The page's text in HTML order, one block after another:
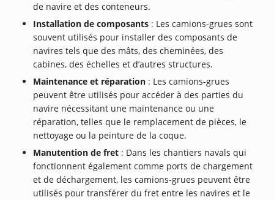
de navire et des conteneurs.
Installation de composants : Les camions-grues sont
souvent utilisés pour installer des composants de
navires tels que des mâts, des cheminées, des
cabines, des échelles et d’autres structures.
Maintenance et réparation : Les camions-grues
peuvent être utilisés pour accéder à des parties du
navire nécessitant une maintenance ou une
réparation, telles que le remplacement de pièces, le
nettoyage ou la peinture de la coque.
Manutention de fret : Dans les chantiers navals qui
fonctionnent également comme ports de chargement
et de déchargement, les camions-grues peuvent être
utilisés pour transférer du fret entre les navires et le